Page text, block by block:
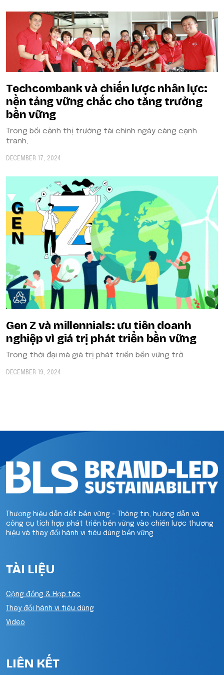
Techcombank và chiến lược nhân lực:
nền tảng vững chắc cho tăng trưởng
bền vững
Trong bối cảnh thị trường tài chính ngày càng cạnh
tranh,
DECEMBER 17, 2024
Gen Z và millennials: ưu tiên doanh
nghiệp vì giá trị phát triển bền vững
Trong thời đại mà giá trị phát triển bền vững trở
DECEMBER 19, 2024
Thương hiệu dẫn dắt bền vững - Thông tin, hướng dẫn và
công cụ tích hợp phát triển bền vững vào chiến lược thương
hiệu và thay đổi hành vi tiêu dùng bền vững
TÀI LIỆU
Cộng đồng & Hợp tác
Thay đổi hành vi tiêu dùng
Video
LIÊN KẾT